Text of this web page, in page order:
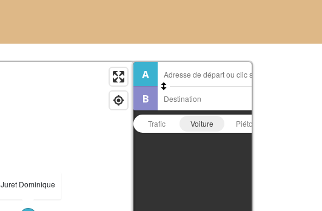
Juret Dominique
Trafic Voiture Piéton